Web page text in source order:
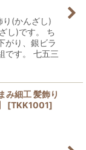
り(かんざし)
し)です。 ち
がり、銀ビラ
です。 七五三
み細工 髪飾り
[TKK1001]